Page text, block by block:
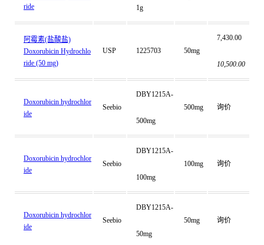
ride
1g
阿霉素(盐酸盐)
Doxorubicin Hydrochlo
ride (50 mg)
USP 1225703 50mg
7,430.00
10,500.00
Doxorubicin hydrochlor
ide
Seebio
DBY1215A-
500mg
500mg 询价
Doxorubicin hydrochlor
ide
Seebio
DBY1215A-
100mg
100mg 询价
Doxorubicin hydrochlor
ide
Seebio
DBY1215A-
50mg
50mg 询价